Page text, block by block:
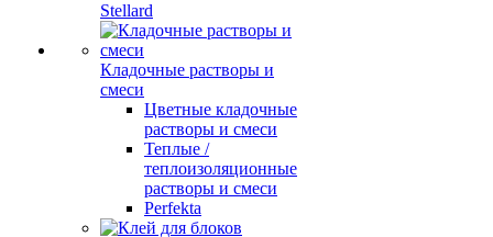
Stellard
Кладочные растворы и
смеси
Цветные кладочные
растворы и смеси
Теплые /
теплоизоляционные
растворы и смеси
Perfekta